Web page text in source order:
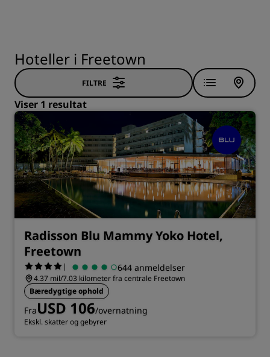
Hoteller i Freetown
FILTRE
Viser 1 resultat
Radisson Blu Mammy Yoko Hotel,
Freetown
| 644 anmeldelser
4.37 mil/7.03 kilometer fra centrale Freetown
Bæredygtige ophold
FraUSD 106/overnatning
Ekskl. skatter og gebyrer